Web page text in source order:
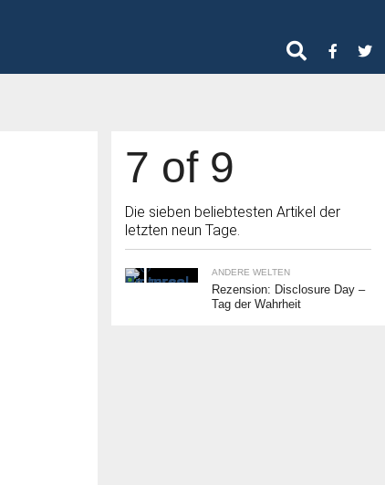
7 of 9
Die sieben beliebtesten Artikel der
letzten neun Tage.
ANDERE WELTEN
Rezension: Disclosure Day –
Tag der Wahrheit